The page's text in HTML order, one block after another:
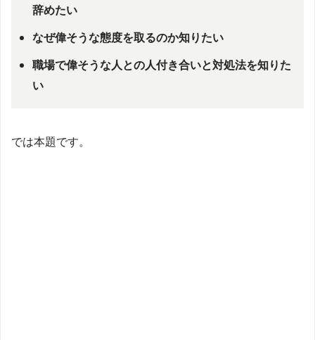
辞めたい
なぜ偉そうな態度を取るのか知りたい
職場で偉そうな人との人付き合いと対処法を知りた
い
では本題です。